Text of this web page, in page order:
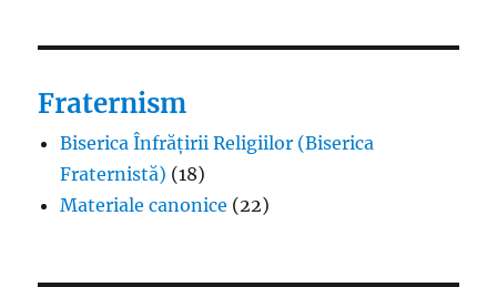
Fraternism
Biserica Înfrățirii Religiilor (Biserica
Fraternistă) (18)
Materiale canonice (22)